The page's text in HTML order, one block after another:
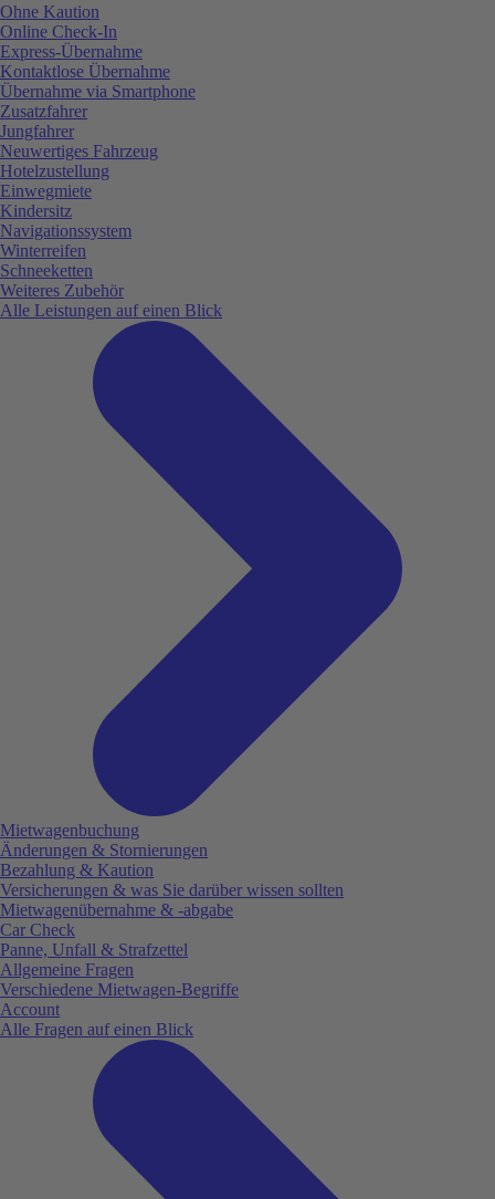
Ohne Kaution
Online Check-In
Express-Übernahme
Kontaktlose Übernahme
Übernahme via Smartphone
Zusatzfahrer
Jungfahrer
Neuwertiges Fahrzeug
Hotelzustellung
Einwegmiete
Kindersitz
Navigationssystem
Winterreifen
Schneeketten
Weiteres Zubehör
Alle Leistungen auf einen Blick
Mietwagenbuchung
Änderungen & Stornierungen
Bezahlung & Kaution
Versicherungen & was Sie darüber wissen sollten
Mietwagenübernahme & -abgabe
Car Check
Panne, Unfall & Strafzettel
Allgemeine Fragen
Verschiedene Mietwagen-Begriffe
Account
Alle Fragen auf einen Blick